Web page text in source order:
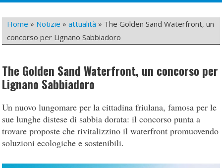
Home » Notizie »attualità » The Golden Sand Waterfront, un
concorso per Lignano Sabbiadoro
The Golden Sand Waterfront, un concorso per
Lignano Sabbiadoro
Un nuovo lungomare per la cittadina friulana, famosa per le
sue lunghe distese di sabbia dorata: il concorso punta a
trovare proposte che rivitalizzino il waterfront promuovendo
soluzioni ecologiche e sostenibili.